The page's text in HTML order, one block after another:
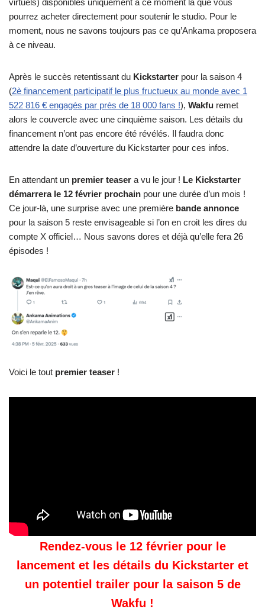
virtuels) disponibles uniquement à ce moment là que vous
pourrez acheter directement pour soutenir le studio. Pour le
moment, nous ne savons toujours pas ce qu’Ankama proposera
à ce niveau.
Après le succès retentissant du Kickstarter pour la saison 4
(2è financement participatif le plus fructueux au monde avec 1
522 816 € engagés par près de 18 000 fans !), Wakfu remet
alors le couvercle avec une cinquième saison. Les détails du
financement n’ont pas encore été révélés. Il faudra donc
attendre la date d’ouverture du Kickstarter pour ces infos.
En attendant un premier teaser a vu le jour ! Le Kickstarter
démarrera le 12 février prochain pour une durée d’un mois !
Ce jour-là, une surprise avec une première bande annonce
pour la saison 5 reste envisageable si l’on en croit les dires du
compte X officiel… Nous savons dores et déjà qu’elle fera 26
épisodes !
Voici le tout premier teaser !
Rendez-vous le 12 février pour le
lancement et les détails du Kickstarter et
un potentiel trailer pour la saison 5 de
Wakfu !